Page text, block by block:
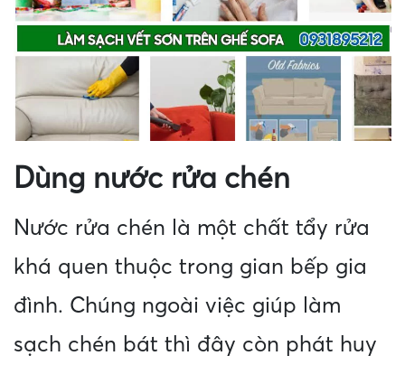
Dùng nước rửa chén
Nước rửa chén là một chất tẩy rửa
khá quen thuộc trong gian bếp gia
đình. Chúng ngoài việc giúp làm
sạch chén bát thì đây còn phát huy